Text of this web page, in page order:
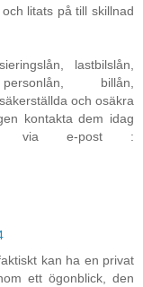
litats på till skillnad
lastbilslån,
billån,
och osäkra
kontakta dem idag
via e-post :
kan ha en privat
ett ögonblick, den